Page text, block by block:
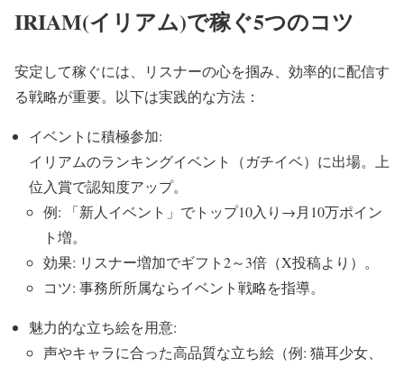
IRIAM(イリアム)で稼ぐ5つのコツ
安定して稼ぐには、リスナーの心を掴み、効率的に配信す
る戦略が重要。以下は実践的な方法：
イベントに積極参加:
イリアムのランキングイベント（ガチイベ）に出場。上
位入賞で認知度アップ。
例: 「新人イベント」でトップ10入り→月10万ポイン
ト増。
効果: リスナー増加でギフト2～3倍（X投稿より）。
コツ: 事務所所属ならイベント戦略を指導。
魅力的な立ち絵を用意:
声やキャラに合った高品質な立ち絵（例: 猫耳少女、